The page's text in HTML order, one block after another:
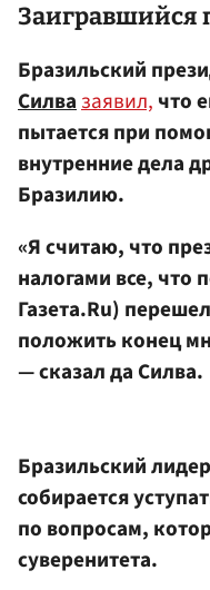
Заигравшийся
Бразильский
Силвазаявил, что
пытается при
внутренние дела
Бразилию.
«Я считаю, что
налогами все,
Газета.Ru)
положить конец
— сказал да Силва.
Бразильский
собирается
по вопросам,
суверенитета.